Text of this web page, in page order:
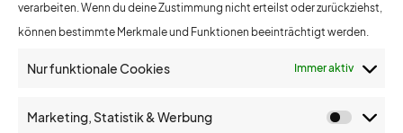
verarbeiten. Wenn du deine Zustimmung nicht erteilst oder zurückziehst,
können bestimmte Merkmale und Funktionen beeinträchtigt werden.
Nur funktionale Cookies Immer aktiv
Marketing, Statistik & Werbung
Nageldesignerin Ivi
Termin vereinbaren